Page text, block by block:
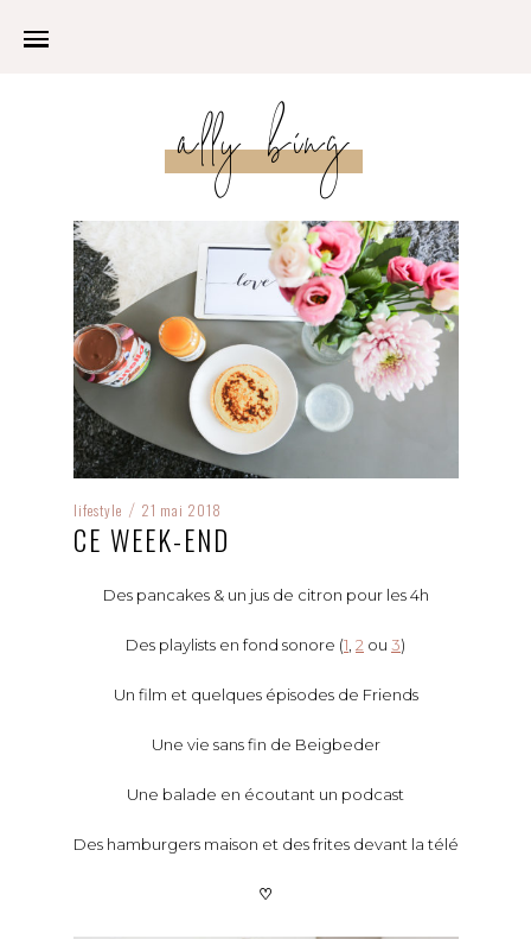
ally bing
lifestyle / 21 mai 2018
CE WEEK-END
Des pancakes & un jus de citron pour les 4h
Des playlists en fond sonore (1 2 ou 3)
Un film et quelques épisodes de Friends
Une vie sans fin de Beigbeder
Une balade en écoutant un podcast
Des hamburgers maison et des frites devant la télé
♡